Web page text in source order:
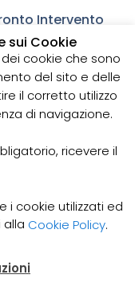
Intervento
spurgo 24 ore
e tecniche
presenti nelle
di scarico o
specializzato,
sarà pronto
la massima
problema.
Intervento
caso di:
Il Mio
sui Cookie
cookie che sono
del sito e delle
il corretto utilizzo
di navigazione.
ricevere il
i cookie utilizzati ed
alla Cookie Policy.